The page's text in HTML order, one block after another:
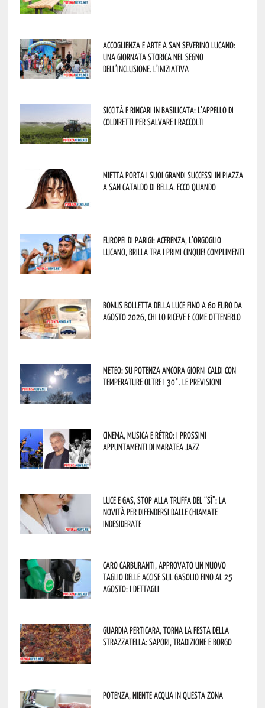
Accoglienza e arte a San Severino Lucano:
una giornata storica nel segno
dell’inclusione. L’iniziativa
Siccità e rincari in Basilicata: l’appello di
Coldiretti per salvare i raccolti
Mietta porta i suoi grandi successi in piazza
a San Cataldo di Bella. Ecco quando
Europei di Parigi: Acerenza, l’orgoglio
lucano, brilla tra i primi cinque! Complimenti
Bonus bolletta della luce fino a 60 euro da
agosto 2026, chi lo riceve e come ottenerlo
Meteo: su Potenza ancora giorni caldi con
temperature oltre i 30°. Le previsioni
Cinema, musica e rétro: i prossimi
appuntamenti di Maratea Jazz
Luce e gas, stop alla truffa del “Sì”: la
novità per difendersi dalle chiamate
indesiderate
Caro carburanti, approvato un nuovo
taglio delle accise sul gasolio fino al 25
agosto: i dettagli
Guardia Perticara, torna la Festa della
Strazzatella: sapori, tradizione e borgo
Potenza, niente acqua in questa zona